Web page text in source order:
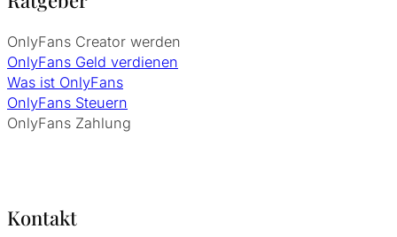
OnlyFans Creator werden
OnlyFans Geld verdienen
Was ist OnlyFans
OnlyFans Steuern
OnlyFans Zahlung
Kontakt